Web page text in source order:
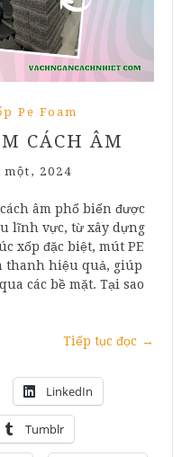
Pe Foam
CÁCH ÂM
2024
âm phổ biến được
lĩnh vực, từ xây dựng
xốp đặc biệt, mút PE
thanh hiệu quả, giúp
các bề mặt. Tại sao
Tiếp tục đọc →
LinkedIn
Tumblr